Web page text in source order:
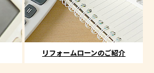
リフォームローンのご紹介